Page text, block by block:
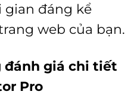
gian đáng kể
web của bạn.
đánh giá chi tiết
Pro